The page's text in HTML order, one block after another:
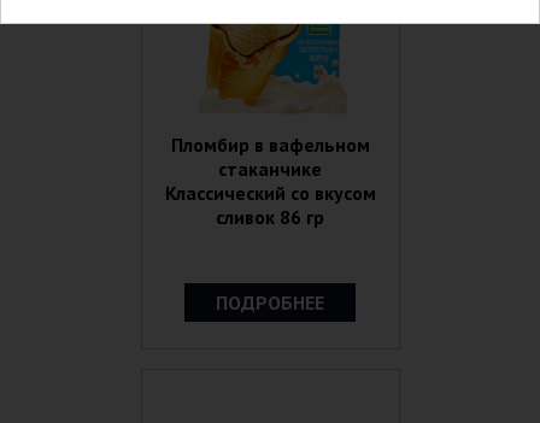
Пломбир в вафельном
стаканчике
Классический со вкусом
сливок 86 гр
ПОДРОБНЕЕ